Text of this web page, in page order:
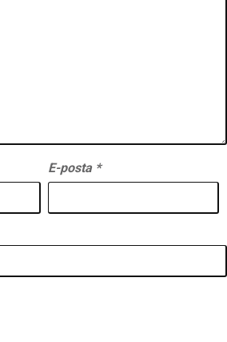
E-posta *